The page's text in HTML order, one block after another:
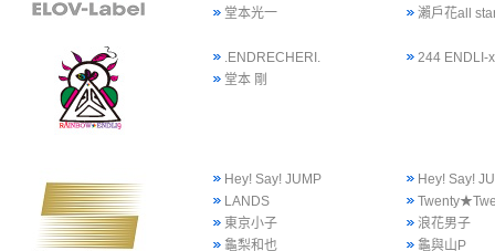
堂本光一
瀨戶花all
.ENDRECHERI.
244 ENDLI-x
堂本 剛
Hey! Say! JUMP
Hey! Say!
LANDS
東京小子
浪花男子
龜梨和也
龜與山P